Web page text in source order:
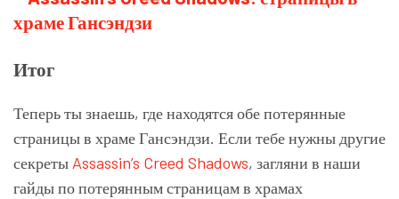
Итог
Теперь ты знаешь, где находятся обе потерянные
страницы в храме Гансэндзи. Если тебе нужны другие
секреты Assassin’s Creed Shadows, загляни в наши
гайды по потерянным страницам в храмах